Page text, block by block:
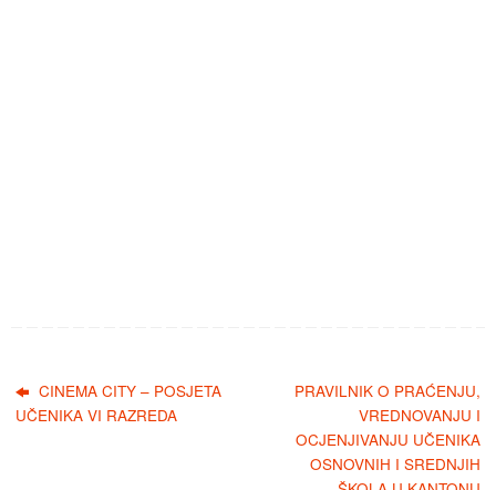
CINEMA CITY – POSJETA
UČENIKA VI RAZREDA
PRAVILNIK O PRAĆENJU,
VREDNOVANJU I
OCJENJIVANJU UČENIKA
OSNOVNIH I SREDNJIH